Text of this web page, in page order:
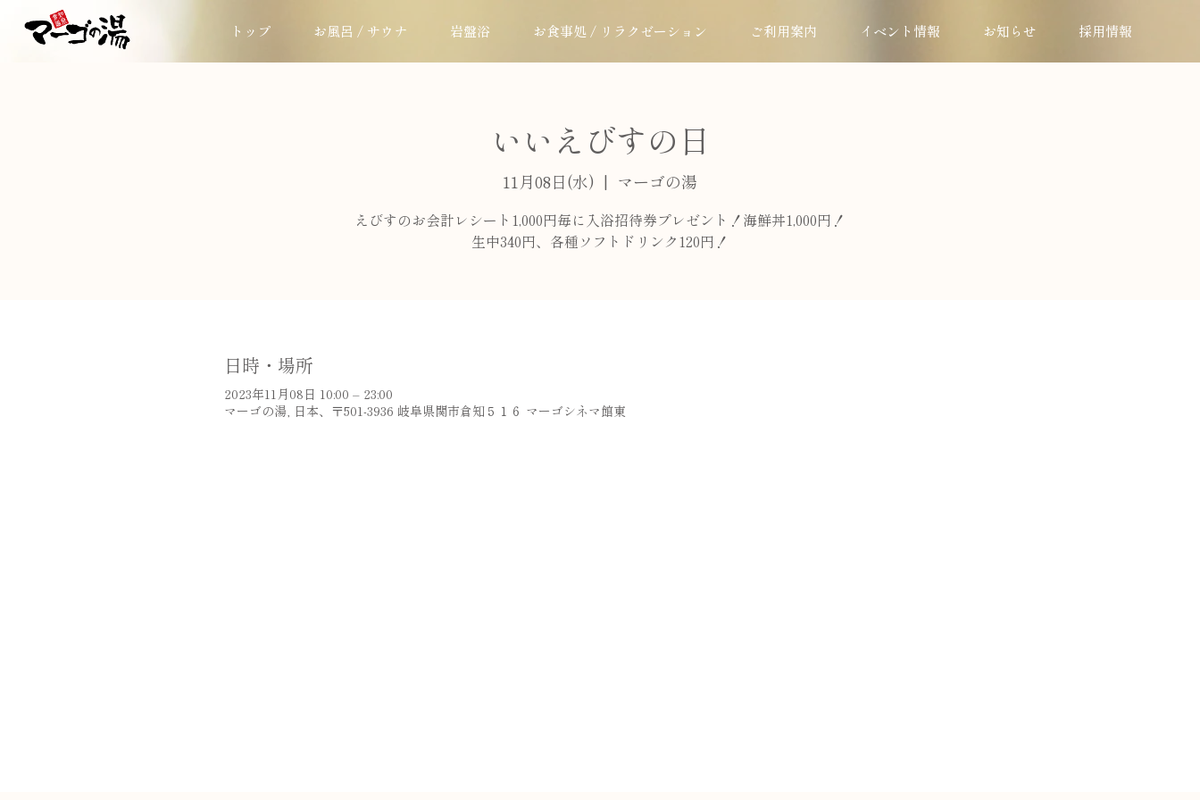
トップ お風呂 / サウナ 岩盤浴 お食事処 / リラクゼーション ご利用案内 イベント情報 お知らせ 採用情報
いいえびすの日
11月08日(水)
  |
マーゴの湯
えびすのお会計レシート1,000円毎に入浴招待券プレゼント！海鮮丼1,000円！
生中340円、各種ソフトドリンク120円！
日時・場所
2023年11月08日 10:00 – 23:00
マーゴの湯, 日本、〒501-3936 岐阜県関市倉知５１６ マーゴシネマ館東